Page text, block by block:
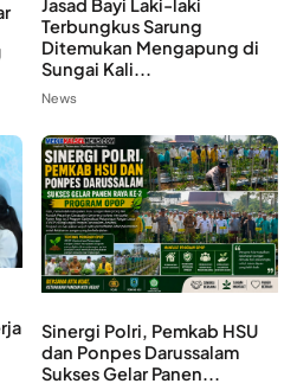
Jasad Bayi Laki-laki
Terbungkus Sarung
Ditemukan Mengapung di
Sungai Kali...
News
Sinergi Polri, Pemkab HSU
dan Ponpes Darussalam
Sukses Gelar Panen...